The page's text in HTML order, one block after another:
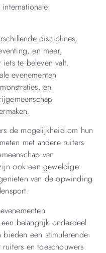
disciplines,
en meer,
te beleven valt.
evenementen
en
de mogelijkheid om hun
met andere ruiters
van
ook een geweldige
van de opwinding
belangrijk onderdeel
bieden een stimulerende
en toeschouwers.